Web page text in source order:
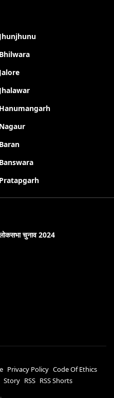
Jhunjhunu
Bhilwara
Jalore
Jhalawar
Hanumangarh
Nagaur
Baran
Banswara
Pratapgarh
चुनाव 2024
Privacy Policy Code Of Ethics
Story RSS RSS Shorts